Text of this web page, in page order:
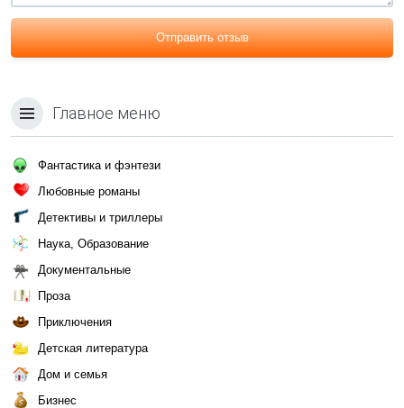
Отправить отзыв
Главное меню
Фантастика и фэнтези
Любовные романы
Детективы и триллеры
Наука, Образование
Документальные
Проза
Приключения
Детская литература
Дом и семья
Бизнес